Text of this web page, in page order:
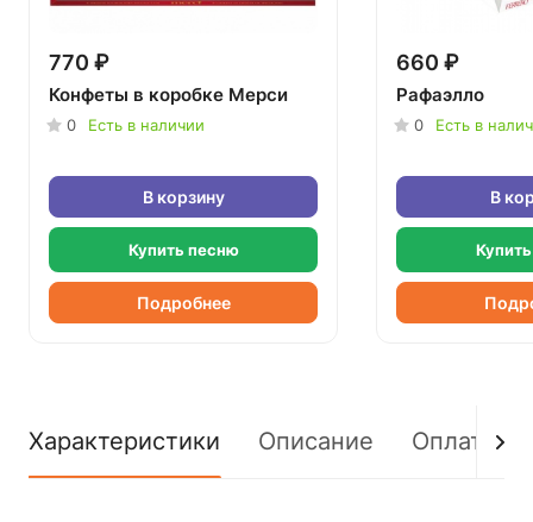
770 ₽
Конфеты в коробке Мерси
0 Есть в наличии
В корзину
Купить песню
Подробнее
660 ₽
Рафаэлло
0 Есть в
В
Характеристики Описание Оплата